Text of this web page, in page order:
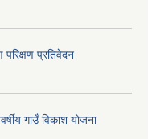
प्रतिवेदन
गाउँ विकाश योजना